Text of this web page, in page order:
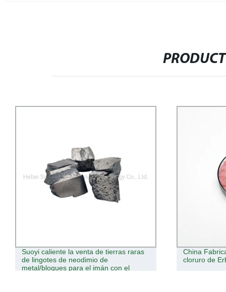
China Fabricante 99,5%~99,95% Ercl3
cloruro de Erbium
Suoyi
Praseodimio